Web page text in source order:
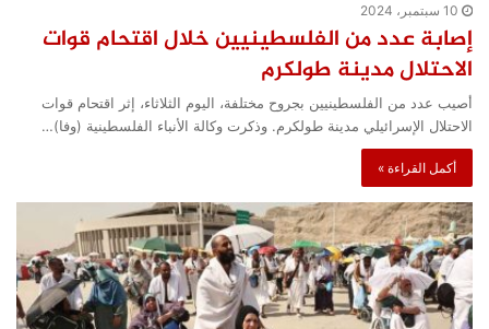
10 سبتمبر، 2024
إصابة عدد من الفلسطينيين خلال اقتحام قوات
الاحتلال مدينة طولكرم
أصيب عدد من الفلسطينيين بجروح مختلفة، اليوم الثلاثاء، إثر اقتحام قوات
الاحتلال الإسرائيلي مدينة طولكرم. وذكرت وكالة الأنباء الفلسطينية (وفا)…
أكمل القراءة »